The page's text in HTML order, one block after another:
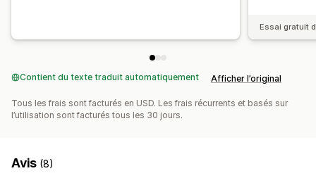
Essai gratuit
Contient du texte traduit automatiquement Afficher l’original
Tous les frais sont facturés en USD. Les frais récurrents et basés sur
l’utilisation sont facturés tous les 30 jours.
Avis (8)